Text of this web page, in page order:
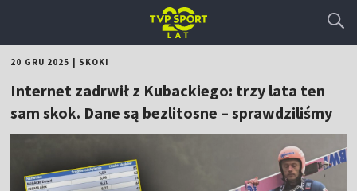
20 GRU 2025 SKOKI
Internet zadrwił z Kubackiego: trzy lata ten
sam skok. Dane są bezlitosne – sprawdziliśmy